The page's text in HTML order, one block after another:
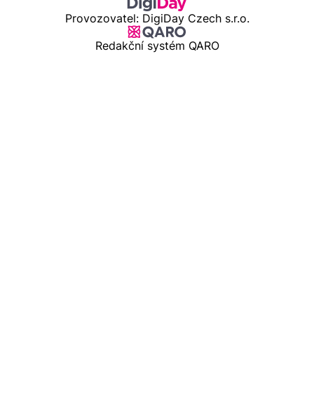
Provozovatel: DigiDay Czech s.r.o.
Redakční systém QARO